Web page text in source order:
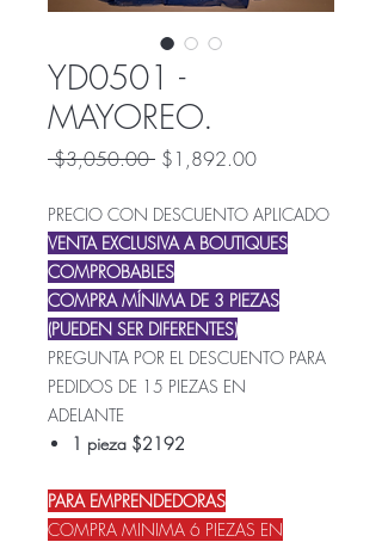
YD0501 -
MAYOREO.
$3,050.00 Precio
$1,892.00Precio
oferta
PRECIO CON DESCUENTO APLICADO
VENTA EXCLUSIVA A BOUTIQUES
COMPROBABLES
COMPRA MÍNIMA DE 3 PIEZAS
(PUEDEN SER DIFERENTES)
PREGUNTA POR EL DESCUENTO PARA
PEDIDOS DE 15 PIEZAS EN
ADELANTE
1 pieza $2192
PARA EMPRENDEDORAS
COMPRA MINIMA 6 PIEZAS EN